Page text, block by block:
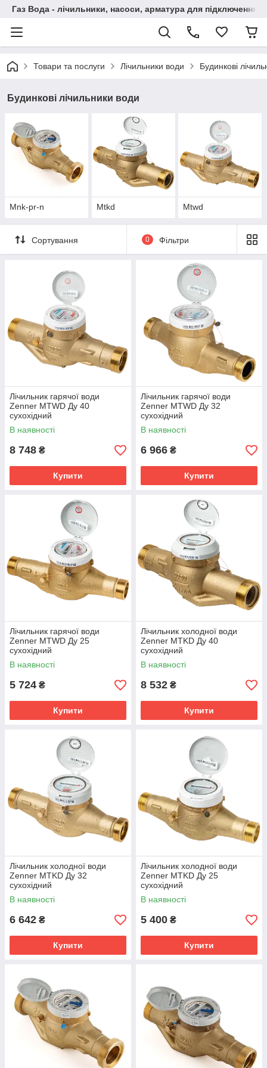
Газ Вода - лічильники, насоси, арматура для підключення,
Товари та послуги Лічильники води Будинкові
Будинкові лічильники води
Mnk-pr-n Mtkd Mtwd
Сортування 0 Фільтри
Лічильник гарячої води
Zenner MTWD Ду 40
сухохідний
В наявності
8 748 ₴
Купити
Лічильник гарячої води
Zenner MTWD Ду 32
сухохідний
В наявності
6 966 ₴
Купити
Лічильник гарячої води
Zenner MTWD Ду 25
сухохідний
В наявності
5 724 ₴
Купити
Лічильник холодної води
Zenner MTKD Ду 40
сухохідний
В наявності
8 532 ₴
Купити
Лічильник холодної води
Zenner MTKD Ду 32
сухохідний
В наявності
6 642 ₴
Купити
Лічильник холодної води
Zenner MTKD Ду 25
сухохідний
В наявності
5 400 ₴
Купити